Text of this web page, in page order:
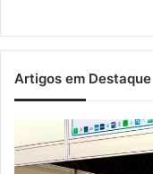
Artigos em Destaque
de
Relvado